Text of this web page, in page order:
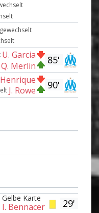
85'
U. Garcia
Q. Merlin
90'
J. Rowe
29'
Gelbe Karte
I. Bennacer